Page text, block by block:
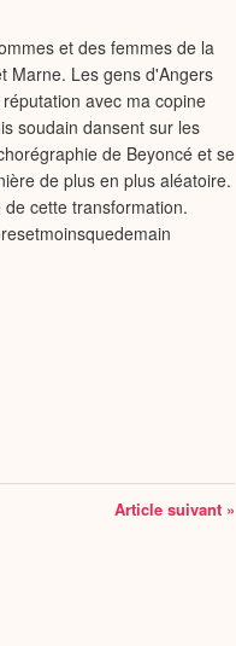
et des femmes de la
Marne. Les gens d'Angers
avec ma copine
soudain dansent sur les
de Beyoncé et se
de plus en plus aléatoire.
cette transformation.
Article suivant »